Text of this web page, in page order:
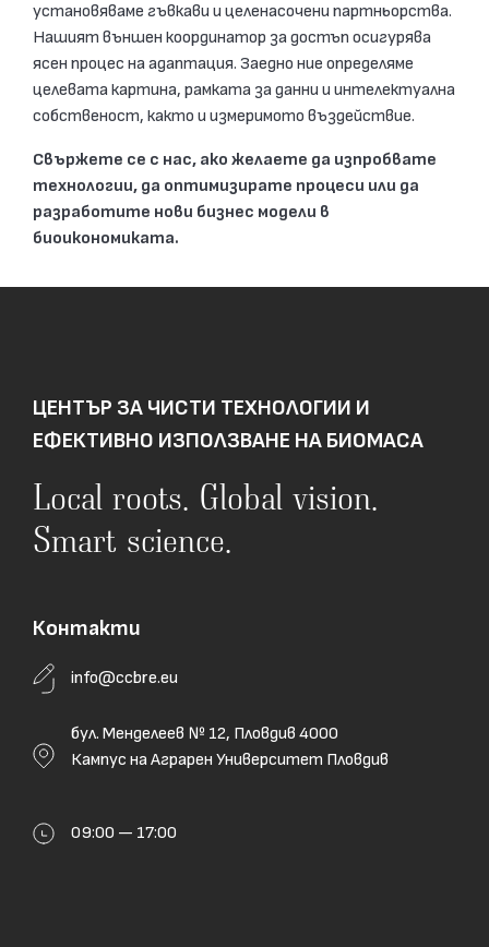
установяваме гъвкави и целенасочени партньорства.
Нашият външен координатор за достъп осигурява
ясен процес на адаптация. Заедно ние определяме
целевата картина, рамката за данни и интелектуална
собственост, както и измеримото въздействие.
Свържете се с нас, ако желаете да изпробвате
технологии, да оптимизирате процеси или да
разработите нови бизнес модели в
биоикономиката.
ЦЕНТЪР ЗА ЧИСТИ ТЕХНОЛОГИИ И
ЕФЕКТИВНО ИЗПОЛЗВАНЕ НА БИОМАСА
Local roots. Global vision.
Smart science.
Контакти
info@ccbre.eu
бул. Менделеев № 12, Пловдив 4000
Кампус на Аграрен Университет Пловдив
09:00 — 17:00